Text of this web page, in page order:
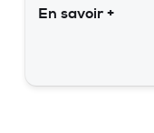
En savoir +